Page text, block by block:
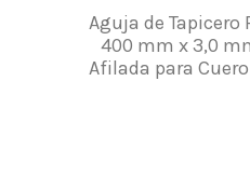
Aguja de Tapicero
400 mm x 3,0
Afilada para